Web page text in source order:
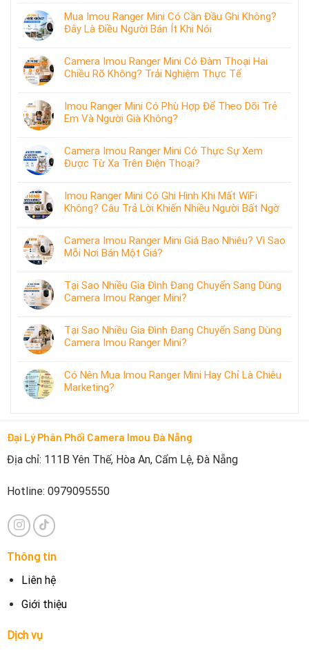
Mua Imou Ranger Mini Có Cần Đầu Ghi Không?
Đây Là Điều Người Bán Ít Khi Nói
Camera Imou Ranger Mini Có Đàm Thoại Hai
Chiều Rõ Không? Trải Nghiệm Thực Tế
Imou Ranger Mini Có Phù Hợp Để Theo Dõi Trẻ
Em Và Người Già Không?
Camera Imou Ranger Mini Có Thực Sự Xem
Được Từ Xa Trên Điện Thoại?
Imou Ranger Mini Có Ghi Hình Khi Mất WiFi
Không? Câu Trả Lời Khiến Nhiều Người Bất Ngờ
Camera Imou Ranger Mini Giá Bao Nhiêu? Vì Sao
Mỗi Nơi Bán Một Giá?
Tại Sao Nhiều Gia Đình Đang Chuyển Sang Dùng
Camera Imou Ranger Mini?
Tại Sao Nhiều Gia Đình Đang Chuyển Sang Dùng
Camera Imou Ranger Mini?
Có Nên Mua Imou Ranger Mini Hay Chỉ Là Chiêu
Marketing?
Đại Lý Phân Phối Camera Imou Đà Nẵng
Địa chỉ: 111B Yên Thế, Hòa An, Cẩm Lệ, Đà Nẵng
Hotline: 0979095550
Thông tin
Liên hệ
Giới thiệu
Dịch vụ